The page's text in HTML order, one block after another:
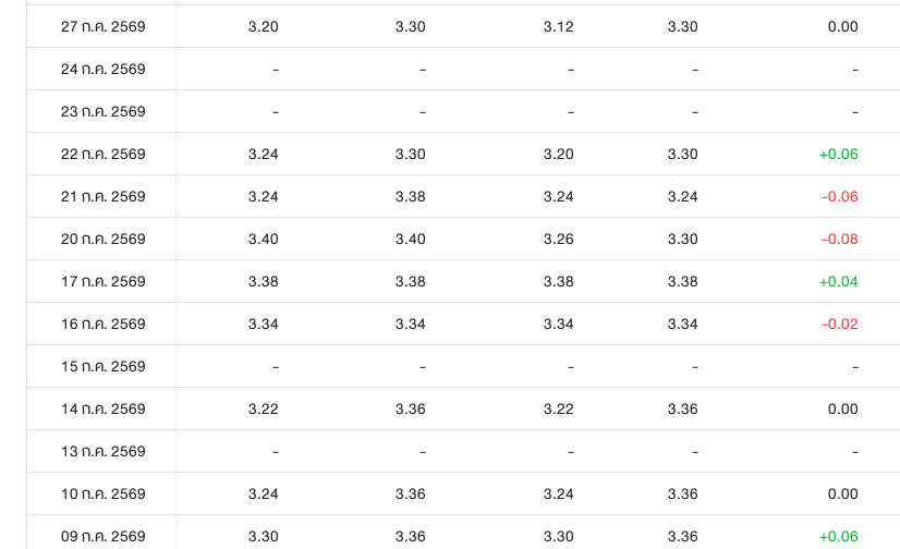
27 ก.ค. 2569
3.20 3.30 3.12 3.30 0.00
24 ก.ค. 2569
- - - - -
23 ก.ค. 2569
- - - - -
22 ก.ค. 2569
3.24 3.30 3.20 3.30 +0.06
21 ก.ค. 2569
3.24 3.38 3.24 3.24 -0.06
20 ก.ค. 2569
3.40 3.40 3.26 3.30 -0.08
17 ก.ค. 2569
3.38 3.38 3.38 3.38 +0.04
16 ก.ค. 2569
3.34 3.34 3.34 3.34 -0.02
15 ก.ค. 2569
- - - - -
14 ก.ค. 2569
3.22 3.36 3.22 3.36 0.00
13 ก.ค. 2569
- - - - -
10 ก.ค. 2569
3.24 3.36 3.24 3.36 0.00
09 ก.ค. 2569
3.30 3.36 3.30 3.36 +0.06